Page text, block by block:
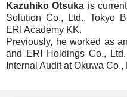
Kazuhiko Otsuka is
Solution Co., Ltd., Tokyo
ERI Academy KK.
Previously, he worked as
and ERI Holdings Co.,
Internal Audit at Okuwa